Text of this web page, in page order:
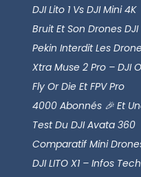
DJI Lito 1 Vs DJI Mini 4K
Bruit Et Son Drones DJI
Pekin Interdit Les
Xtra Muse 2 Pro – DJI
Fly Or Die Et FPV Pro
4000 Abonnés 🎉 Et
Test Du DJI Avata 360
Comparatif Mini
DJI LITO X1 – Infos